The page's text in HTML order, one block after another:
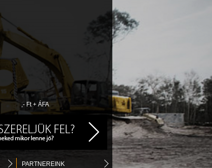
,- Ft + ÁFA
PARTNEREINK